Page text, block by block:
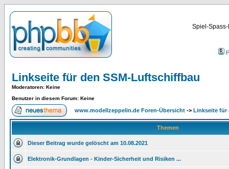
Spiel-
Linkseite für den SSM-Luftschiffbau
Moderatoren: Keine
Benutzer in diesem Forum: Keine
www.modellzeppelin.de Foren-Übersicht -> Linkseite für
Themen
Dieser Beitrag wurde gelöscht am 10.08.2021
Elektronik-Grundlagen - Kinder-Sicherheit und Risiken ...